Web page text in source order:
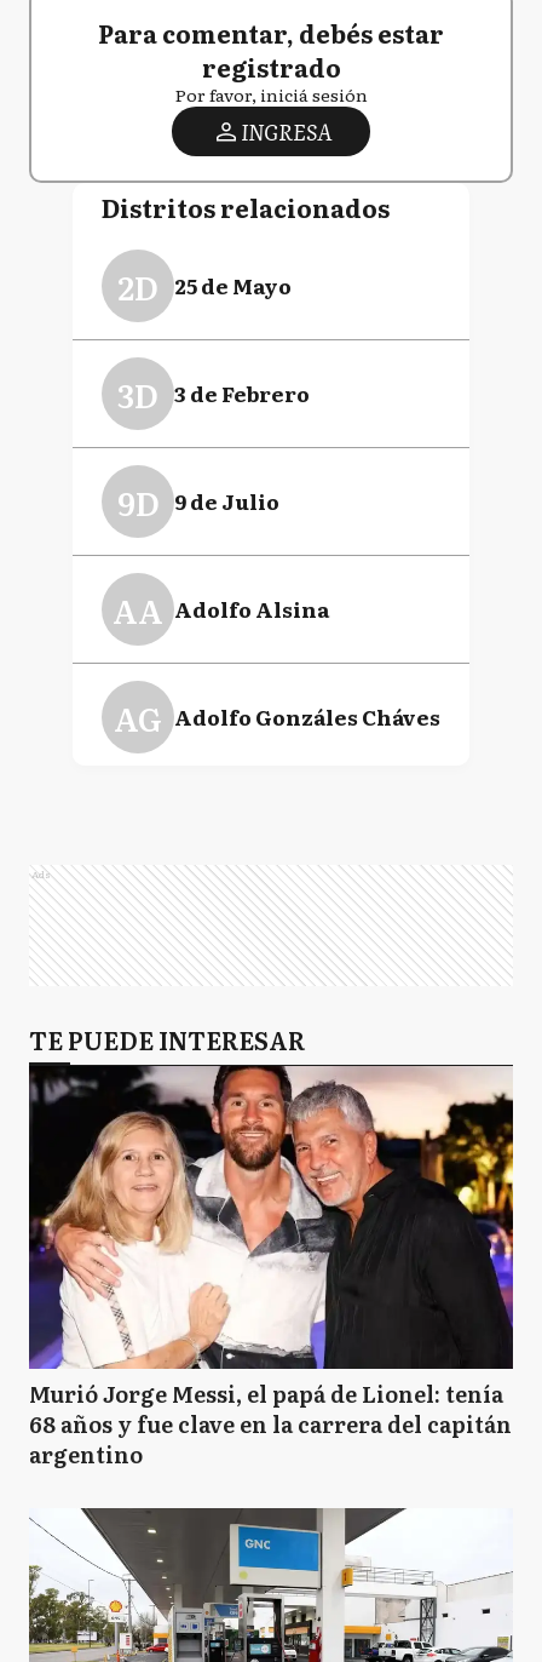
Para comentar, debés estar
registrado
Por favor, iniciá sesión
INGRESA
Distritos relacionados
2D 25 de Mayo
3D 3 de Febrero
9D 9 de Julio
AA Adolfo Alsina
AG Adolfo Gonzáles Cháves
AB Almirante Brown
A Arrecifes
A Avellaneda
A Ayacucho
A Azul
BB
B Balcarce
Ads
TE PUEDE INTERESAR
Murió Jorge Messi, el papá de Lionel: tenía
68 años y fue clave en la carrera del capitán
argentino